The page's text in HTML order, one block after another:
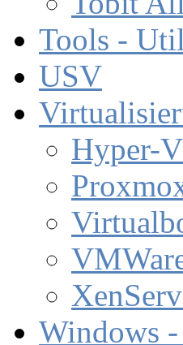
Tools -
USV
Hyper-
Windows